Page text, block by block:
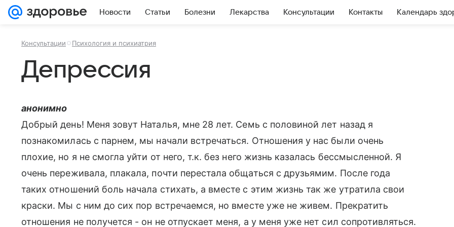
Новости Статьи Болезни Лекарства Консультации Контакты Календарь
Консультации Психология и психиатрия
Депрессия
анонимно
Добрый день! Меня зовут Наталья, мне 28 лет. Семь с половиной лет назад я
познакомилась с парнем, мы начали встречаться. Отношения у нас были очень
плохие, но я не смогла уйти от него, т.к. без него жизнь казалась бессмысленной. Я
очень переживала, плакала, почти перестала общаться с друзьямим. После года
таких отношений боль начала стихать, а вместе с этим жизнь так же утратила свои
краски. Мы с ним до сих пор встречаемся, но вместе уже не живем. Прекратить
отношения не получется - он не отпускает меня, а у меня уже нет сил сопротивляться.